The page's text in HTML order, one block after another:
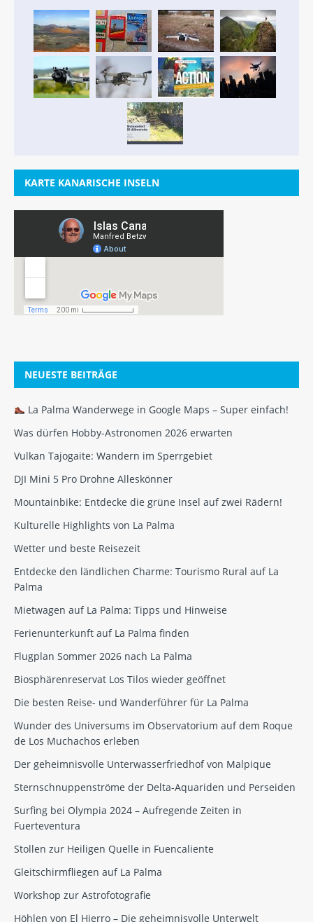
KARTE KANARISCHE INSELN
NEUESTE BEITRÄGE
La Palma Wanderwege in Google Maps – Super einfach!
Was dürfen Hobby-Astronomen 2026 erwarten
Vulkan Tajogaite: Wandern im Sperrgebiet
DJI Mini 5 Pro Drohne Alleskönner
Mountainbike: Entdecke die grüne Insel auf zwei Rädern!
Kulturelle Highlights von La Palma
Wetter und beste Reisezeit
Entdecke den ländlichen Charme: Tourismo Rural auf La
Palma
Mietwagen auf La Palma: Tipps und Hinweise
Ferienunterkunft auf La Palma finden
Flugplan Sommer 2026 nach La Palma
Biosphärenreservat Los Tilos wieder geöffnet
Die besten Reise- und Wanderführer für La Palma
Wunder des Universums im Observatorium auf dem Roque
de Los Muchachos erleben
Der geheimnisvolle Unterwasserfriedhof von Malpique
Sternschnuppenströme der Delta-Aquariden und Perseiden
Surfing bei Olympia 2024 – Aufregende Zeiten in
Fuerteventura
Stollen zur Heiligen Quelle in Fuencaliente
Gleitschirmfliegen auf La Palma
Workshop zur Astrofotografie
Höhlen von El Hierro – Die geheimnisvolle Unterwelt